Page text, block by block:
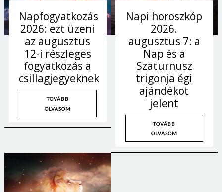
Napfogyatkozás
2026: ezt üzeni
az augusztus
12-i részleges
fogyatkozás a
csillagjegyeknek
TOVÁBB
OLVASOM
Napi horoszkóp
2026.
augusztus 7: a
Nap és a
Szaturnusz
trigonja égi
ajándékot
jelent
TOVÁBB
OLVASOM